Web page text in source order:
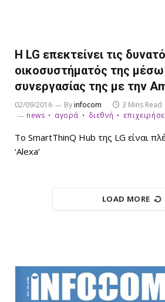
Η LG επεκτείνει τις
οικοσυστήματός της μέσω
συνεργασίας της με την
02/09/2016 Byinfocom
3 Mins Read
news
αγορά διεθνή
Το SmartThinQ Hub της LG είναι
‘Alexa’
LOAD MORE